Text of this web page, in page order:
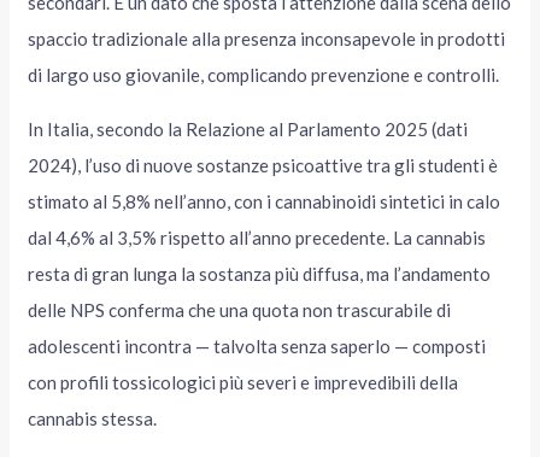
spaccio tradizionale alla presenza inconsapevole in prodotti
di largo uso giovanile, complicando prevenzione e controlli.
In Italia, secondo la Relazione al Parlamento 2025 (dati
2024), l’uso di nuove sostanze psicoattive tra gli studenti è
stimato al 5,8% nell’anno, con i cannabinoidi sintetici in calo
dal 4,6% al 3,5% rispetto all’anno precedente. La cannabis
resta di gran lunga la sostanza più diffusa, ma l’andamento
delle NPS conferma che una quota non trascurabile di
adolescenti incontra — talvolta senza saperlo — composti
con profili tossicologici più severi e imprevedibili della
cannabis stessa.